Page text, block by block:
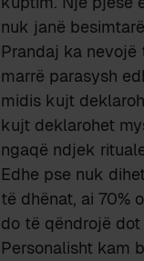
nuk janë
Prandaj ka
marrë parasysh
midis kujt
kujt deklarohet
ngaqë ndjek
Edhe pse nuk
të dhënat, ai 70%
do të qëndrojë dot
Personalisht kam